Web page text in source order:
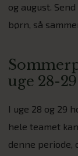
og august.
børn, så
uge 28-29
I uge 28 og 29
hele teamet
denne periode,